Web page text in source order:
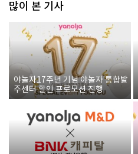
많이 본 기사
야놀자17주년 기념 야놀자 통합발
주센터 할인 프로모션 진행